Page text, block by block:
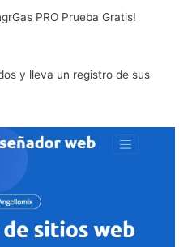
PRO Prueba Gratis!
y lleva un registro de sus